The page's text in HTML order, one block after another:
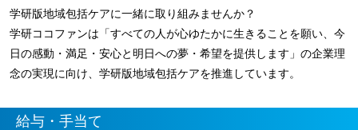
学研版地域包括ケアに一緒に取り組みませんか？
学研ココファンは「すべての人が心ゆたかに生きることを願い、今
日の感動・満足・安心と明日への夢・希望を提供します」の企業理
念の実現に向け、学研版地域包括ケアを推進しています。
給与・手当て